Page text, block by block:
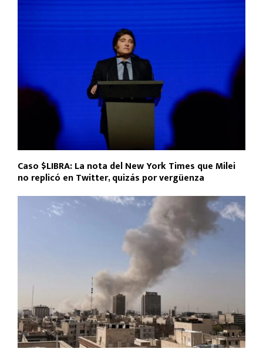
Caso $LIBRA: La nota del New York Times que Milei
no replicó en Twitter, quizás por vergüenza